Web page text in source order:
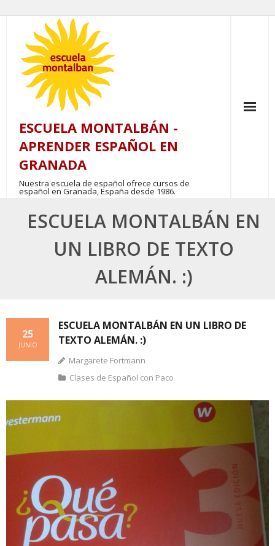
content
ESCUELA MONTALBÁN -
APRENDER ESPAÑOL EN
GRANADA
Nuestra escuela de español ofrece cursos de
español en Granada, España desde 1986.
ESCUELA MONTALBÁN EN
UN LIBRO DE TEXTO
ALEMÁN. :)
ESCUELA MONTALBÁN EN UN LIBRO DE
TEXTO ALEMÁN. :)
25
JUNIO
Margarete Fortmann
Clases de Español con Paco